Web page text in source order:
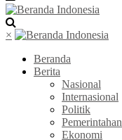
×
Beranda
Berita
Nasional
Internasional
Politik
Pemerintahan
Ekonomi